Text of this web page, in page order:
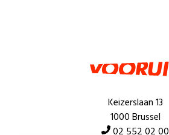
Keizerslaan 13
1000 Brussel
02 552 02 00